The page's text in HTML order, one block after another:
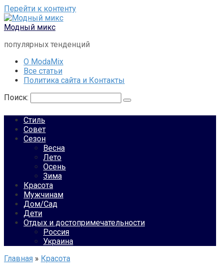
Перейти к контенту
Модный микс
популярных тенденций
О ModaMix
Все статьи
Политика сайта и Контакты
Поиск:
Стиль
Совет
Сезон
Весна
Лето
Осень
Зима
Красота
Мужчинам
Дом/Сад
Дети
Отдых и достопримечательности
Россия
Украина
Главная » Красота